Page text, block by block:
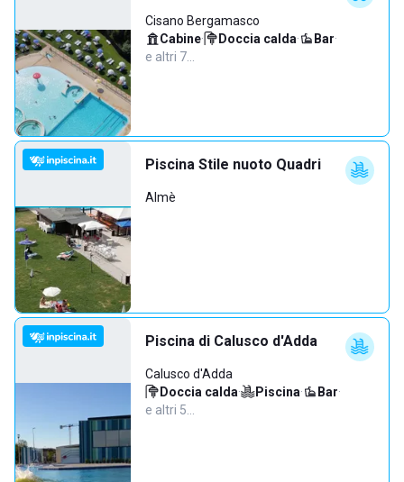
Cisano Bergamasco
Cabine· Doccia calda· Bar·
e altri 7…
Piscina Stile nuoto Quadri
Almè
Piscina di Calusco d'Adda
Calusco d'Adda
Doccia calda· Piscina· Bar·
e altri 5…